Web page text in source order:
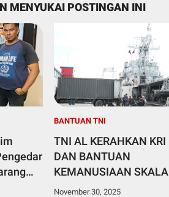
MENYUKAI POSTINGAN INI
BANTUAN TNI
TNI AL KERAHKAN KRI
DAN BANTUAN
KEMANUSIAAN SKALA
BESAR KE ACEH,
November 30, 2025